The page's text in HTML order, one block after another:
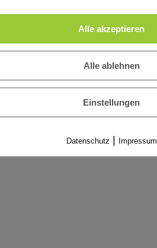
Alle akzeptieren
Alle ablehnen
Einstellungen
Datenschutz | Impressum